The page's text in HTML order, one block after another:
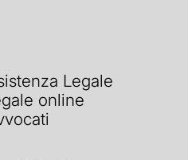
Legale
online